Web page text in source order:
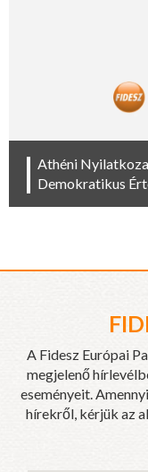
Athéni
Demokratikus
A Fidesz Európai
megjelenő
eseményeit.
hírekről, kérjük az